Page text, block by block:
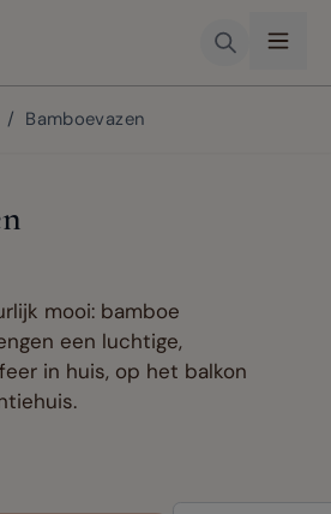
/ Bamboevazen
mooi: bamboe
een luchtige,
in huis, op het balkon